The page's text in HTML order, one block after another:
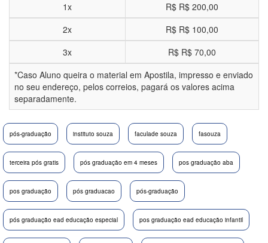
1x
R$ R$ 200,00
2x
R$ R$ 100,00
3x
R$ R$ 70,00
*Caso Aluno queira o material em Apostila, impresso e enviado
no seu endereço, pelos correios, pagará os valores acima
separadamente.
pós-graduação instituto souza faculade souza fasouza
terceira pós gratis pós graduação em 4 meses pos graduação aba
pos graduação pós graduacao pós-graduação
pós graduação ead educação especial pos graduação ead educação infantil